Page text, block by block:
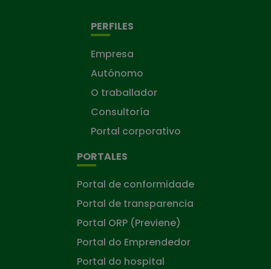
PERFILES
Empresa
Autónomo
O traballador
Consultoría
Portal corporativo
PORTALES
Portal de conformidade
Portal de transparencia
Portal ORP (Previene)
Portal do Emprendedor
Portal do hospital